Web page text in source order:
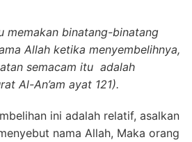
memakan binatang-binatang
Allah ketika menyembelihnya,
semacam itu adalah
Al-An’am ayat 121).
ini adalah relatif, asalkan
nama Allah, Maka orang